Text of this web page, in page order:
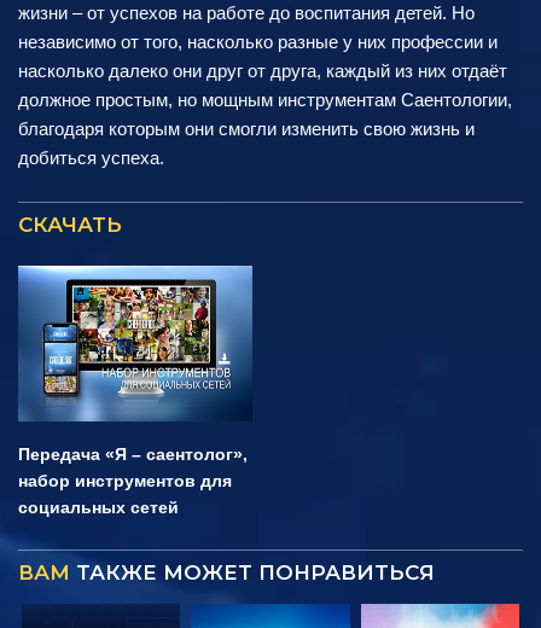
жизни – от успехов на работе до воспитания детей. Но
независимо от того, насколько разные у них профессии и
насколько далеко они друг от друга, каждый из них отдаёт
должное простым, но мощным инструментам Саентологии,
благодаря которым они смогли изменить свою жизнь и
добиться успеха.
СКАЧАТЬ
Передача «Я – саентолог»,
набор инструментов для
социальных сетей
ВАМ ТАКЖЕ МОЖЕТ ПОНРАВИТЬСЯ